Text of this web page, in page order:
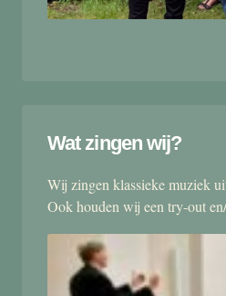
Wat zingen wij?
Wij zingen klassieke muziek
Ook houden wij een try-out